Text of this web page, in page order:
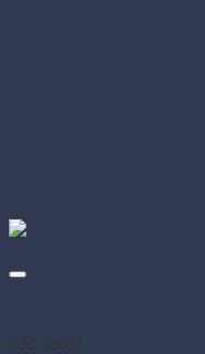
Kód: 68635